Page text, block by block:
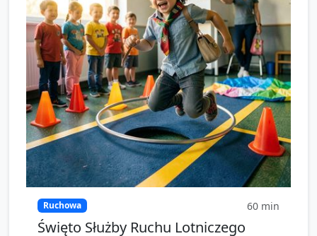
Ruchowa 60 min
Święto Służby Ruchu Lotniczego